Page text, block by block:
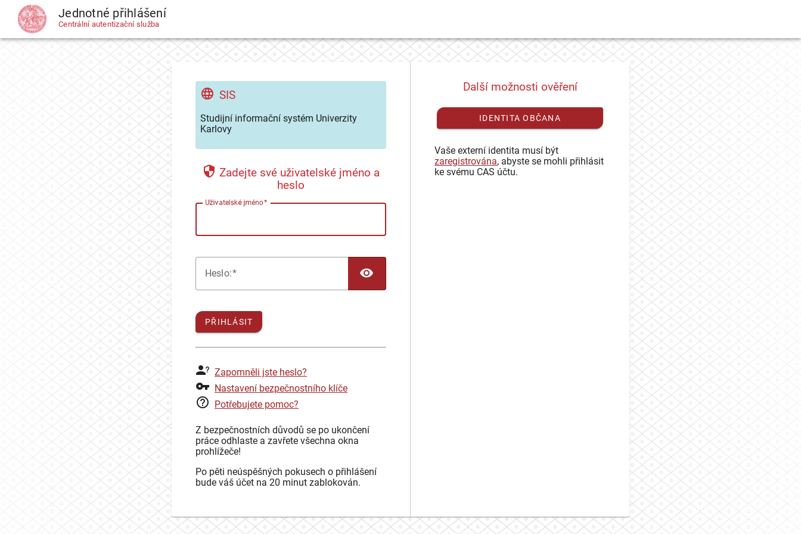
CAS Jednotné přihlášení
Centrální autentizační služba
SIS
Studijní informační systém Univerzity
Karlovy
Zadejte své uživatelské jméno a
heslo
Uživatelské jméno
Heslo:
PŘIHLÁSIT
Zapomněli jste heslo?
Nastavení bezpečnostního klíče
Potřebujete pomoc?
Z bezpečnostních důvodů se po ukončení
práce odhlaste a zavřete všechna okna
prohlížeče!
Po pěti neúspěšných pokusech o přihlášení
bude váš účet na 20 minut zablokován.
Další možnosti ověření
IDENTITA OBČANA
Vaše externí identita musí být
zaregistrována, abyste se mohli přihlásit
ke svému CAS účtu.